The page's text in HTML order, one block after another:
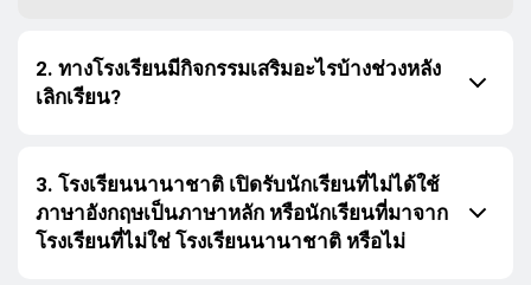
2. ทางโรงเรียนมีกิจกรรมเสริมอะไรบ้างช่วงหลัง
เลิกเรียน?
3. โรงเรียนนานาชาติ เปิดรับนักเรียนที่ไม่ได้ใช้
ภาษาอังกฤษเป็นภาษาหลัก หรือนักเรียนที่มาจาก
โรงเรียนที่ไม่ใช่ โรงเรียนนานาชาติ หรือไม่